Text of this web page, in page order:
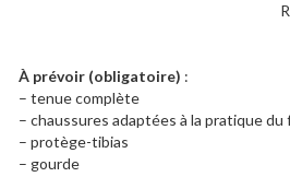
À prévoir (obligatoire) :
– tenue complète
– chaussures adaptées à la pratique
– protège-tibias
– gourde